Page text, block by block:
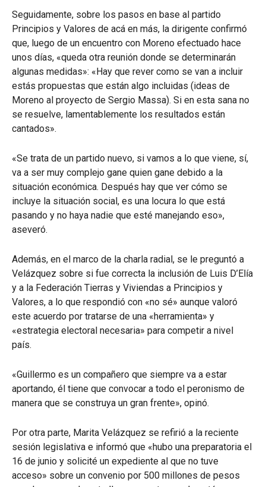
Seguidamente, sobre los pasos en base al partido
Principios y Valores de acá en más, la dirigente confirmó
que, luego de un encuentro con Moreno efectuado hace
unos días, «queda otra reunión donde se determinarán
algunas medidas»: «Hay que rever como se van a incluir
estás propuestas que están algo incluidas (ideas de
Moreno al proyecto de Sergio Massa). Si en esta sana no
se resuelve, lamentablemente los resultados están
cantados».
«Se trata de un partido nuevo, si vamos a lo que viene, sí,
va a ser muy complejo gane quien gane debido a la
situación económica. Después hay que ver cómo se
incluye la situación social, es una locura lo que está
pasando y no haya nadie que esté manejando eso»,
aseveró.
Además, en el marco de la charla radial, se le preguntó a
Velázquez sobre si fue correcta la inclusión de Luis D’Elía
y a la Federación Tierras y Viviendas a Principios y
Valores, a lo que respondió con «no sé» aunque valoró
este acuerdo por tratarse de una «herramienta» y
«estrategia electoral necesaria» para competir a nivel
país.
«Guillermo es un compañero que siempre va a estar
aportando, él tiene que convocar a todo el peronismo de
manera que se construya un gran frente», opinó.
Por otra parte, Marita Velázquez se refirió a la reciente
sesión legislativa e informó que «hubo una preparatoria el
16 de junio y solicité un expediente al que no tuve
acceso» sobre un convenio por 500 millones de pesos